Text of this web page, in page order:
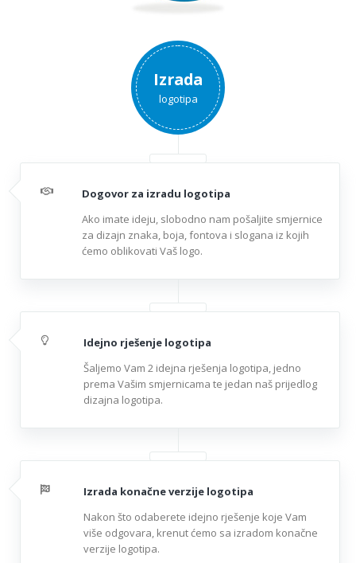
Izrada
logotipa
Dogovor za izradu logotipa
Ako imate ideju, slobodno nam pošaljite smjernice
za dizajn znaka, boja, fontova i slogana iz kojih
ćemo oblikovati Vaš logo.
Idejno rješenje logotipa
Šaljemo Vam 2 idejna rješenja logotipa, jedno
prema Vašim smjernicama te jedan naš prijedlog
dizajna logotipa.
Izrada konačne verzije logotipa
Nakon što odaberete idejno rješenje koje Vam
više odgovara, krenut ćemo sa izradom konačne
verzije logotipa.